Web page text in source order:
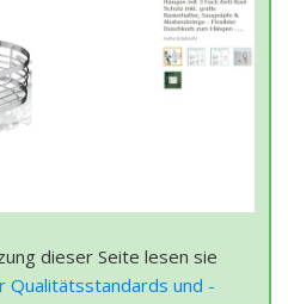
dieser Seite lesen sie
Qualitätsstandards und -